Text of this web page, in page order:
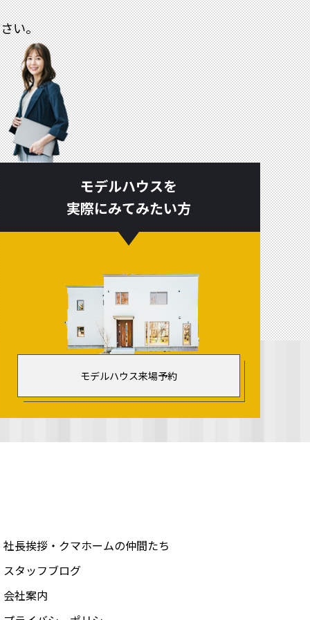
い。
モデルハウスを
実際にみてみたい方
モデルハウス来場予約
社長挨拶・クマホームの仲間たち
スタッフブログ
会社案内